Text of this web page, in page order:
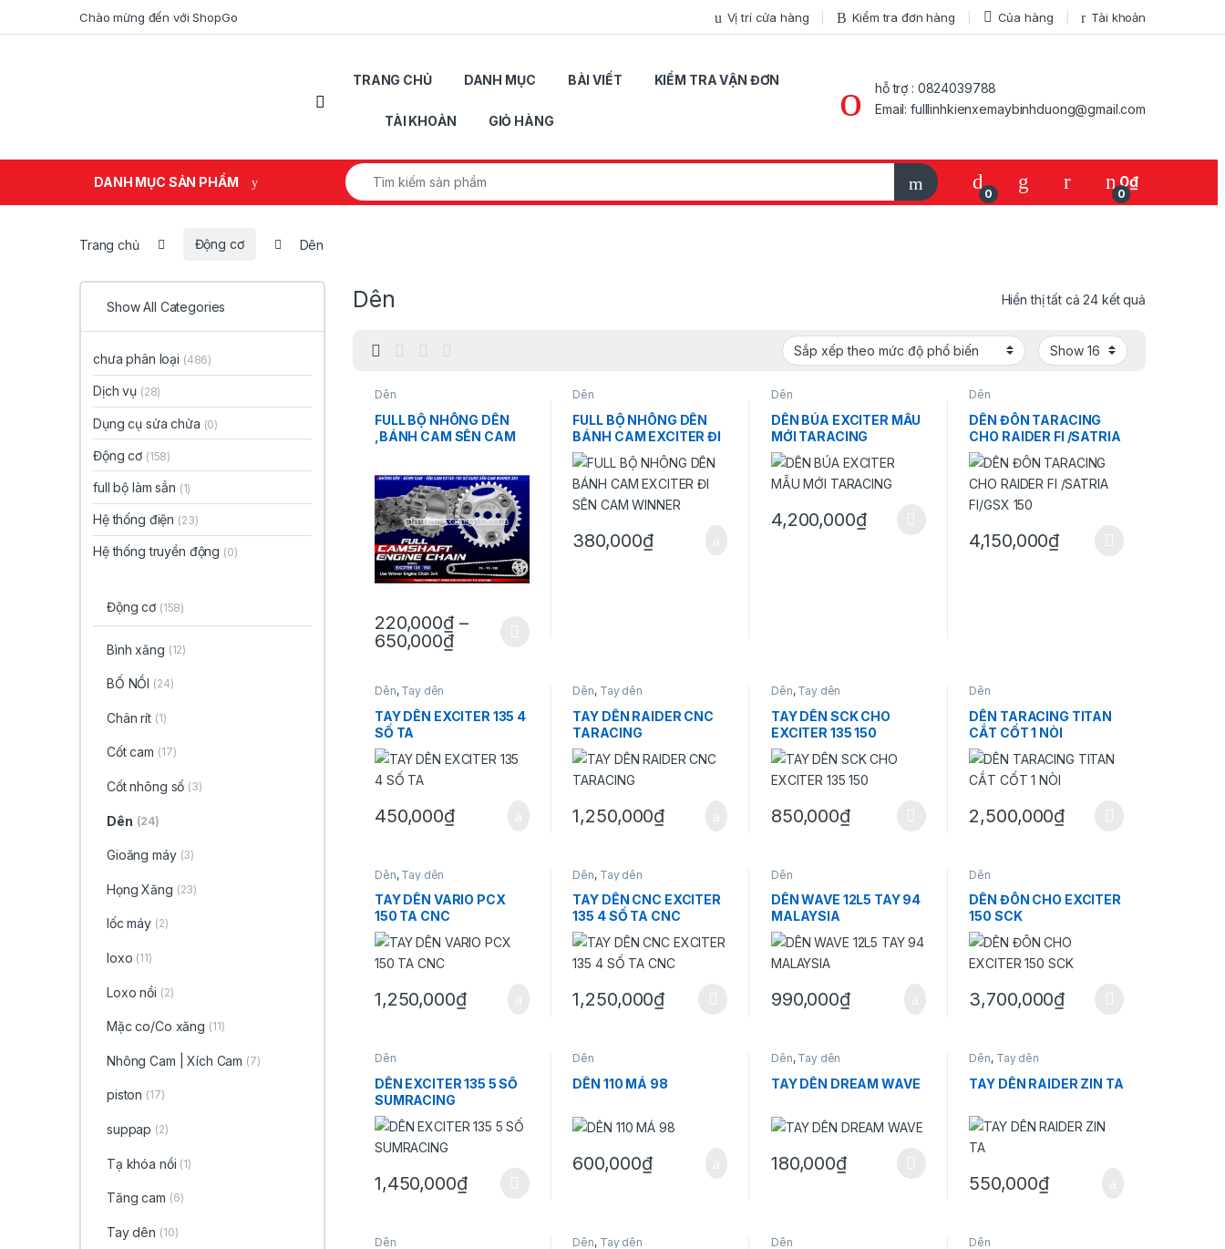
Skip to navigationChào mừng đến với ShopGo Vị trí cửa hàng Kiểm tra đơn hàng Của hàng Tài khoản
Open
TRANG CHỦ DANH MỤC BÀI VIẾT KIỂM TRA VẬN ĐƠN
TÀI KHOẢN GIỎ HÀNG
hỗ trợ : 0824039788
Email: fulllinhkienxemaybinhduong@gmail.com
DANH MỤC SẢN PHẨM
Search for:
0
My Account
0
0₫
Trang chủ Động cơ Dên
Dên Hiển thị tất cả 24 kết quả
Dên
FULL BỘ NHÔNG DÊN
,BÁNH CAM SÊN CAM
WINNER 3*4
220,000₫ –
650,000₫Khoảng giá: từ 220,000₫ đến 650,000₫
Sản phẩm này có nhiều biến thể. Các tùy chọn có thể được chọn trên trang sản phẩm
Dên
FULL BỘ NHÔNG DÊN
BÁNH CAM EXCITER ĐI
SÊN CAM WINNER
380,000₫
Dên
DÊN BÚA EXCITER MẪU
MỚI TARACING
4,200,000₫
Sản phẩm này có nhiều biến thể. Các tùy chọn có thể được chọn trên trang
Dên
DÊN ĐÔN TARACING
CHO RAIDER FI /SATRIA
FI/GSX 150
4,150,000₫
Sản phẩm này có nhiều biến thể. Các tùy
Dên, Tay dên
TAY DÊN EXCITER 135 4
SỐ TA
450,000₫
Dên, Tay dên
TAY DÊN RAIDER CNC
TARACING
1,250,000₫
Dên, Tay dên
TAY DÊN SCK CHO
EXCITER 135 150
850,000₫
Sản phẩm này có nhiều biến thể. Các tùy chọn có thể được chọn trên trang
Dên
DÊN TARACING TITAN
CẮT CỐT 1 NÒI
2,500,000₫
Sản phẩm này có nhiều biến thể. Các tùy
Dên, Tay dên
TAY DÊN VARIO PCX
150 TA CNC
1,250,000₫
Dên, Tay dên
TAY DÊN CNC EXCITER
135 4 SỐ TA CNC
1,250,000₫
Sản phẩm này có nhiều biến thể. Các tùy chọn có thể được chọn trên trang sản phẩm
Dên
DÊN WAVE 12L5 TAY 94
MALAYSIA
990,000₫
Dên
DÊN ĐÔN CHO EXCITER
150 SCK
3,700,000₫
Sản phẩm này có nhiều biến thể. Các tùy
Dên
DÊN EXCITER 135 5 SỐ
SUMRACING
1,450,000₫
Sản phẩm này có nhiều biến thể. Các tùy chọn có thể được chọn trên trang sản phẩm
Dên
DÊN 110 MÁ 98
600,000₫
Dên, Tay dên
TAY DÊN DREAM WAVE
180,000₫
Sản phẩm này có nhiều biến thể. Các tùy chọn có thể được chọn trên trang
Dên, Tay dên
TAY DÊN RAIDER ZIN TA
550,000₫
Dên Dên, Tay dên Dên Dên
Show All Categories
chưa phân loại (486)
Dịch vụ (28)
Dụng cụ sửa chửa (0)
Động cơ (158)
full bộ làm sẳn (1)
Hệ thống điện (23)
Hệ thống truyền động (0)
Động cơ (158)
Bình xăng (12)
BỐ NỒI (24)
Chân rít (1)
Cốt cam (17)
Cốt nhông số (3)
Dên (24)
Gioăng máy (3)
Họng Xăng (23)
lốc máy (2)
loxo (11)
Loxo nồi (2)
Mặc co/Co xăng (11)
Nhông Cam | Xích Cam (7)
piston (17)
suppap (2)
Tạ khóa nồi (1)
Tăng cam (6)
Tay dên (10)